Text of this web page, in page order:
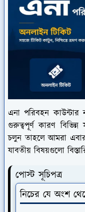
এনা পরিবহন কাউন্টার
গুরুত্বপূর্ণ কারণ
চলুন তাহলে আমরা
যাবতীয় বিষয়গুলো
পোস্ট সূচিপত্র
নিচের যে অংশ